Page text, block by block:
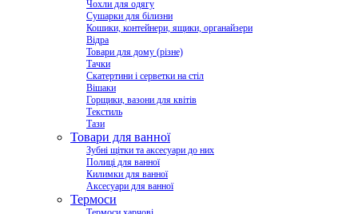
Чохли для одягу
Сушарки для білизни
Кошики, контейнери, ящики, органайзери
Відра
Товари для дому (різне)
Тачки
Скатертини і серветки на стіл
Вішаки
Горщики, вазони для квітів
Текстиль
Тази
Товари для ванної
Зубні щітки та аксесуари до них
Полиці для ванної
Килимки для ванної
Аксесуари для ванної
Термоси